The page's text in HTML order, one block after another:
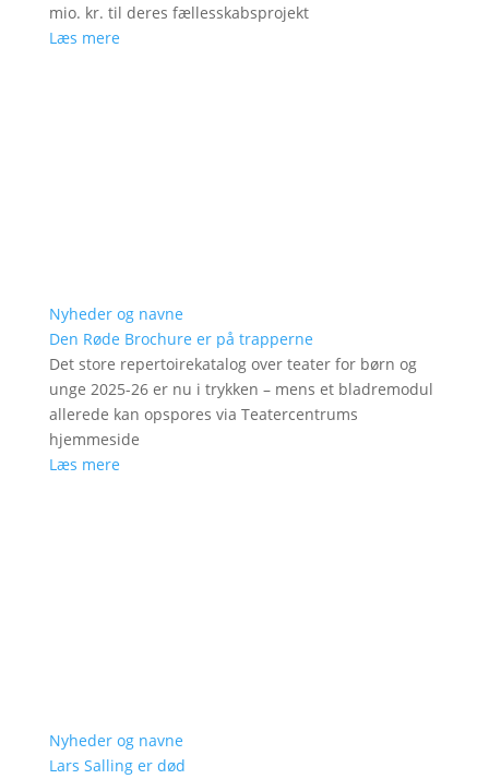
mio. kr. til deres fællesskabsprojekt
Læs mere
Nyheder og navne
Den Røde Brochure er på trapperne
Det store repertoirekatalog over teater for børn og
unge 2025-26 er nu i trykken – mens et bladremodul
allerede kan opspores via Teatercentrums
hjemmeside
Læs mere
Nyheder og navne
Lars Salling er død